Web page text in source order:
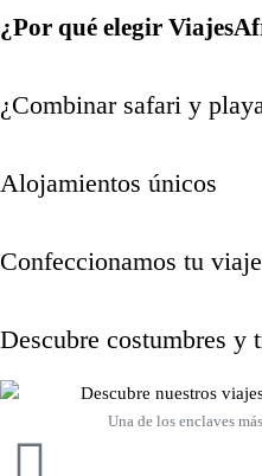
¿Por qué elegir
¿Combinar safari y
Alojamientos únicos
Confeccionamos tu
Descubre costumbres y
Una de los enclaves